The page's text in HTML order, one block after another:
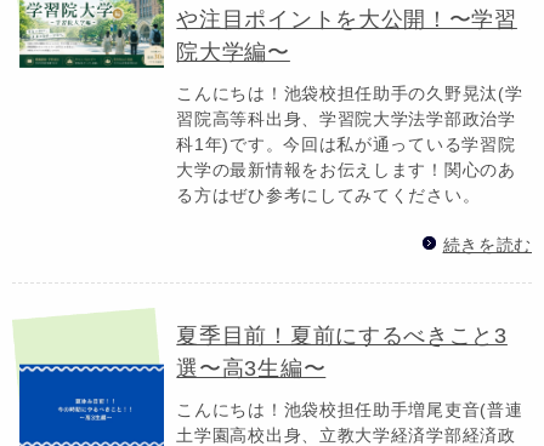
や注目ポイントを大公開！〜学習
院大学編〜
こんにちは！池袋校担任助手の久野晃汰(学
習院高等科出身、学習院大学法学部政治学
科1年)です。今回は私が通っている学習院
大学の最新情報をお伝えします！関心のあ
る方はぜひ参考にしてみてください。
続きを読む
夏季目前！夏前にするべきこと3
選〜高3生編〜
こんにちは！池袋校担任助手増尾吏音(普連
土学園高校出身、立教大学経済学部経済政